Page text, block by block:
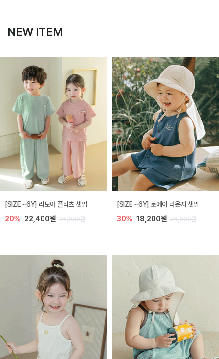
NEW ITEM
[SIZE ~6Y] 리모어 플리츠 셋업
20% 22,400원 28,000원
[SIZE ~6Y] 로메이 라운지 셋업
30% 18,200원 26,000원